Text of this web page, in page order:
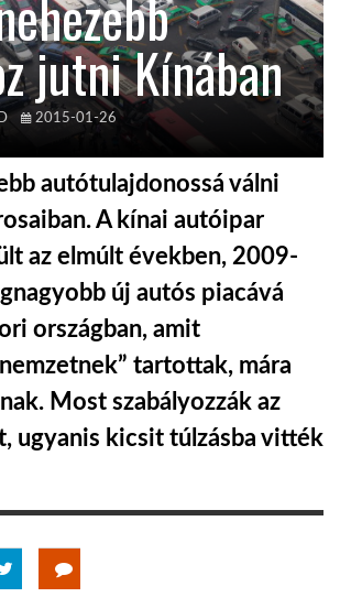
jutni Kínában
2015-01-26
autótulajdonossá válni
A kínai autóipar
az elmúlt években, 2009-
új autós piacává
országban, amit
tartottak, mára
Most szabályozzák az
ugyanis kicsit túlzásba vitték